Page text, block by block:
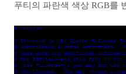
푸티의 파란색 색상 RGB를